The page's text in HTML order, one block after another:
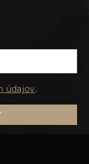
údajov.